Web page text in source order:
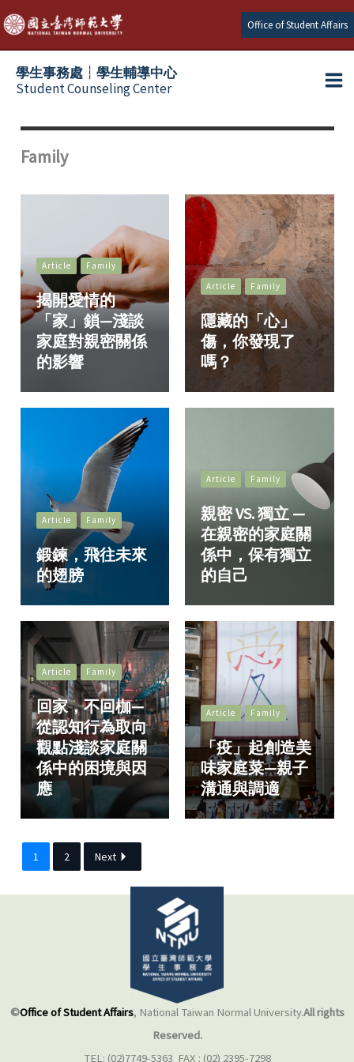
Skip
to
content
Office of Student Affairs
學生事務處┆學生輔導中心
Student Counseling Center
Family
Article Family
揭開愛情的
「家」鎖—淺談
家庭對親密關係
的影響
Article Family
隱藏的「心」
傷，你發現了
嗎？
Article Family
鍛鍊，飛往未來
的翅膀
Article Family
親密 VS. 獨立 —
在親密的家庭關
係中，保有獨立
的自己
Article Family
回家，不回枷—
從認知行為取向
觀點淺談家庭關
係中的困境與因
應
Article Family
「疫」起創造美
味家庭菜—親子
溝通與調適
1 2 Next
©Office of Student Affairs, National Taiwan Normal University.All rights
Reserved.
TEL: (02)7749-5363 FAX : (02) 2395-7298